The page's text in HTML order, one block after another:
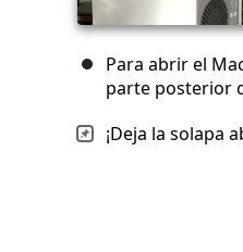
Para abrir el
parte posterior
¡Deja la solapa